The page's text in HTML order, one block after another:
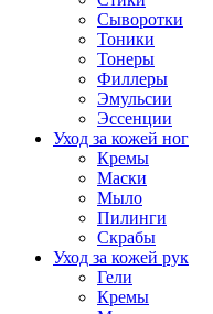
Сыворотки
Тоники
Тонеры
Филлеры
Эмульсии
Эссенции
Уход за кожей ног
Кремы
Маски
Мыло
Пилинги
Скрабы
Уход за кожей рук
Гели
Кремы